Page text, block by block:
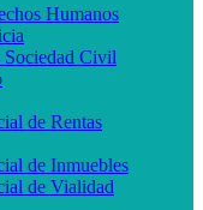
Humanos
Sociedad Civil
de Rentas
de Inmuebles
de Vialidad